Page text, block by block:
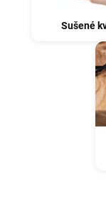
Sušené